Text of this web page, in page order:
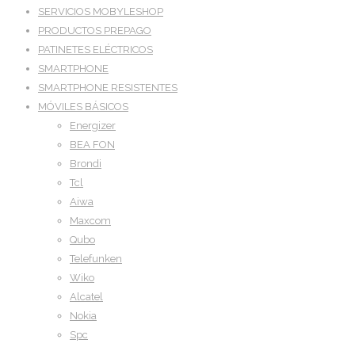
SERVICIOS MOBYLESHOP
PRODUCTOS PREPAGO
PATINETES ELÉCTRICOS
SMARTPHONE
SMARTPHONE RESISTENTES
MÓVILES BÁSICOS
Energizer
BEA FON
Brondi
Tcl
Aiwa
Maxcom
Qubo
Telefunken
Wiko
Alcatel
Nokia
Spc